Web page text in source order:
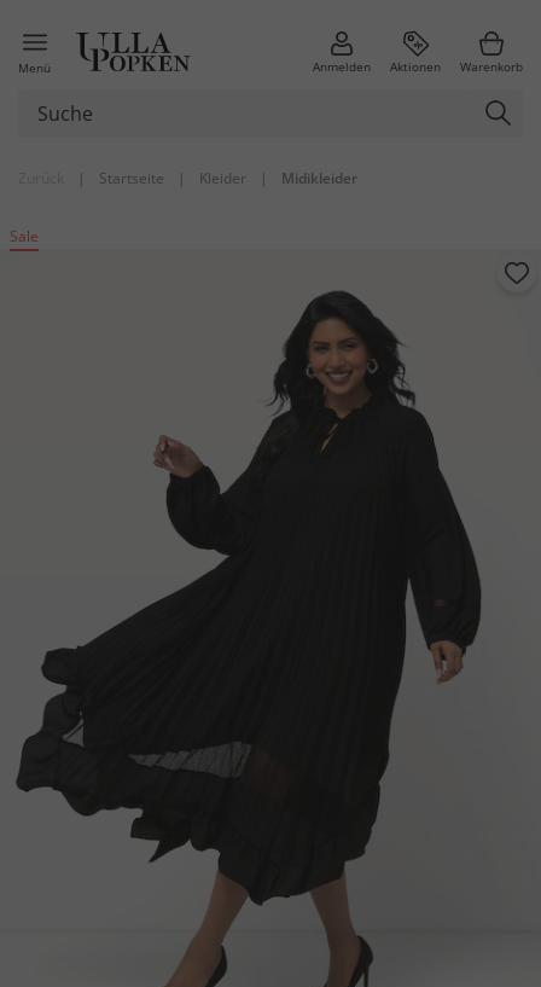
Menü Anmelden Aktionen Warenkorb
| Startseite | Kleider | Midikleider
Sale